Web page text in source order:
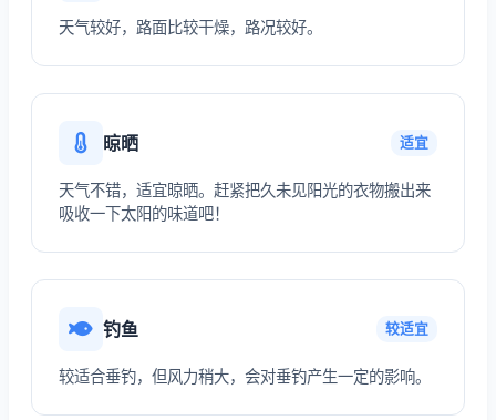
天气较好，路面比较干燥，路况较好。
晾晒 适宜
天气不错，适宜晾晒。赶紧把久未见阳光的衣物搬出来
吸收一下太阳的味道吧！
钓鱼 较适宜
较适合垂钓，但风力稍大，会对垂钓产生一定的影响。